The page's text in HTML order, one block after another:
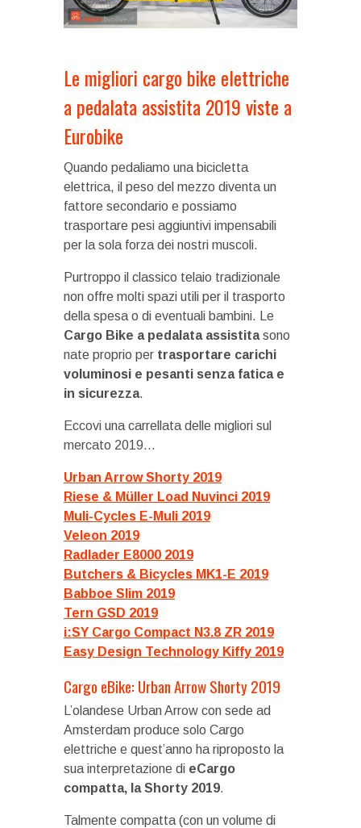
Le migliori cargo bike elettriche
a pedalata assistita 2019 viste a
Eurobike
Quando pedaliamo una bicicletta
elettrica, il peso del mezzo diventa un
fattore secondario e possiamo
trasportare pesi aggiuntivi impensabili
per la sola forza dei nostri muscoli.
Purtroppo il classico telaio tradizionale
non offre molti spazi utili per il trasporto
della spesa o di eventuali bambini. Le
Cargo Bike a pedalata assistitasono
nate proprio per trasportare carichi
voluminosi e pesanti senza fatica e
in sicurezza.
Eccovi una carrellata delle migliori sul
mercato 2019…
Urban Arrow Shorty 2019
Riese & Müller Load Nuvinci 2019
Muli-Cycles E-Muli 2019
Veleon 2019
Radlader E8000 2019
Butchers & Bicycles MK1-E 2019
Babboe Slim 2019
Tern GSD 2019
i:SY Cargo Compact N3.8 ZR 2019
Easy Design Technology Kiffy 2019
Cargo eBike: Urban Arrow Shorty 2019
L’olandese Urban Arrow con sede ad
Amsterdam produce solo Cargo
elettriche e quest’anno ha riproposto la
sua interpretazione di eCargo
compatta, la Shorty 2019.
Talmente compatta (con un volume di